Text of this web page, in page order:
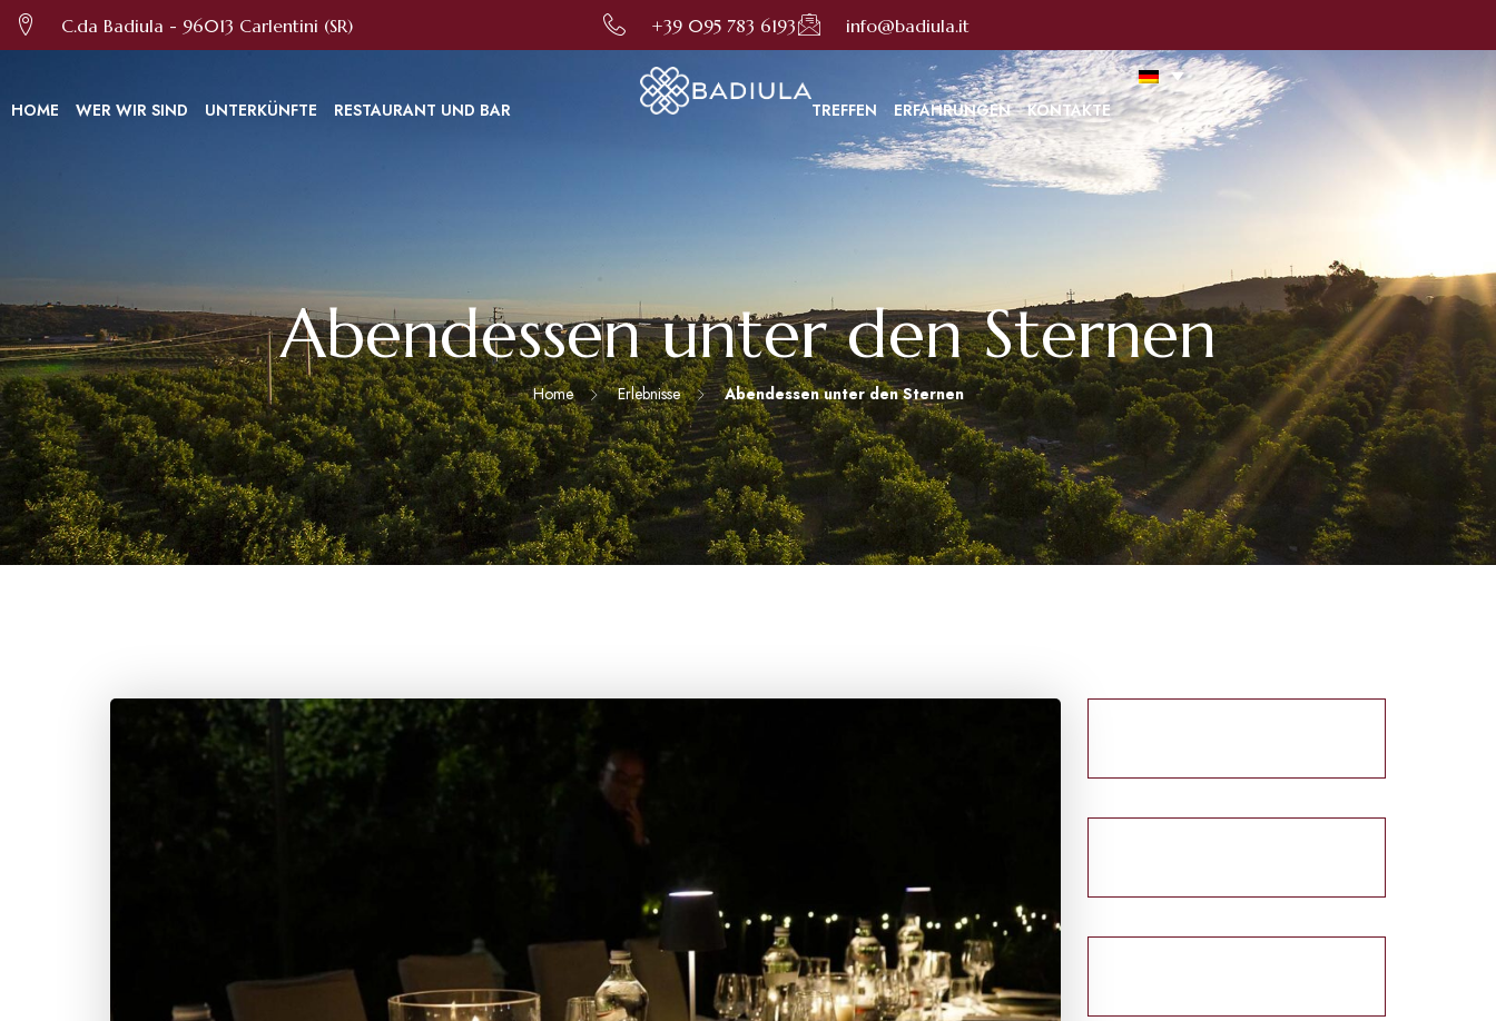
Diese Website verwendet Cookies, um Ihnen den bestmöglichen Service bieten zu können. Durch die Nutzung dieser Website stimmen Sie ihrer Verwendung in Übereinstimmung mit unseren Cookie-Richtlinien zu
C.da Badiula - 96013 Carlentini (SR) +39 095 783 6193 info@badiula.it
HOME WER WIR SIND UNTERKÜNFTE RESTAURANT UND BAR TREFFEN ERFAHRUNGEN KONTAKTE
Abendessen unter den Sternen
Home Erlebnisse Abendessen unter den Sternen